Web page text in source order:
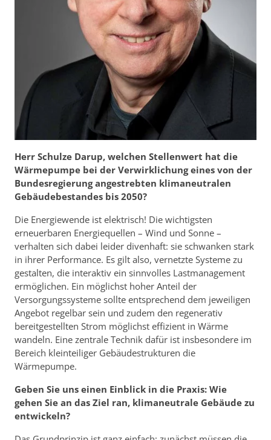
Herr Schulze Darup, welchen Stellenwert hat die
Wärmepumpe bei der Verwirklichung eines von der
Bundesregierung angestrebten klimaneutralen
Gebäudebestandes bis 2050?
Die Energiewende ist elektrisch! Die wichtigsten
erneuerbaren Energiequellen – Wind und Sonne –
verhalten sich dabei leider divenhaft: sie schwanken stark
in ihrer Performance. Es gilt also, vernetzte Systeme zu
gestalten, die interaktiv ein sinnvolles Lastmanagement
ermöglichen. Ein möglichst hoher Anteil der
Versorgungssysteme sollte entsprechend dem jeweiligen
Angebot regelbar sein und zudem den regenerativ
bereitgestellten Strom möglichst effizient in Wärme
wandeln. Eine zentrale Technik dafür ist insbesondere im
Bereich kleinteiliger Gebäudestrukturen die
Wärmepumpe.
Geben Sie uns einen Einblick in die Praxis: Wie
gehen Sie an das Ziel ran, klimaneutrale Gebäude zu
entwickeln?